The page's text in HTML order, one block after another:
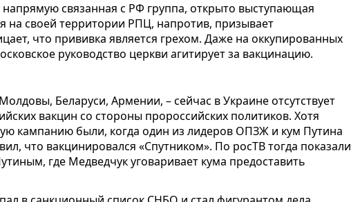
связанная с РФ группа, открыто выступающая
на своей территории РПЦ, напротив, призывает
что прививка является грехом. Даже на оккупированных
руководство церкви агитирует за вакцинацию.
Беларуси, Армении, – сейчас в Украине отсутствует
вакцин со стороны пророссийских политиков. Хотя
кампанию были, когда один из лидеров ОПЗЖ и кум Путина
что вакцинировался «Спутником». По росТВ тогда показали
где Медведчук уговаривает кума предоставить